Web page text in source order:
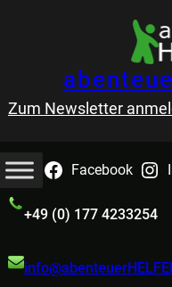
Zum Newsletter
Facebook
+49 (0) 177 4233254